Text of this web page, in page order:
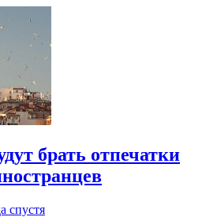
брать отпечатки
спустя